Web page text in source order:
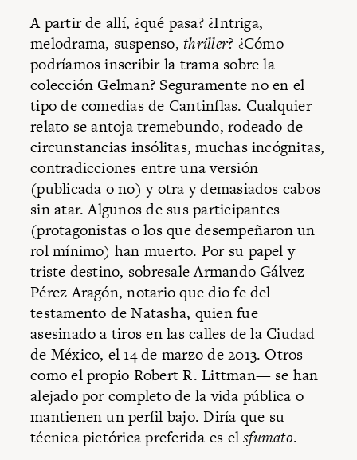
A partir de allí, ¿qué pasa? ¿Intriga,
melodrama, suspenso,thriller? ¿Cómo
podríamos inscribir la trama sobre la
colección Gelman? Seguramente no en el
tipo de comedias de Cantinflas. Cualquier
relato se antoja tremebundo, rodeado de
circunstancias insólitas, muchas incógnitas,
contradicciones entre una versión
(publicada o no) y otra y demasiados cabos
sin atar. Algunos de sus participantes
(protagonistas o los que desempeñaron un
rol mínimo) han muerto. Por su papel y
triste destino, sobresale Armando Gálvez
Pérez Aragón, notario que dio fe del
testamento de Natasha, quien fue
asesinado a tiros en las calles de la Ciudad
de México, el 14 de marzo de 2013. Otros —
como el propio Robert R. Littman— se han
alejado por completo de la vida pública o
mantienen un perfil bajo. Diría que su
técnica pictórica preferida es elsfumato.